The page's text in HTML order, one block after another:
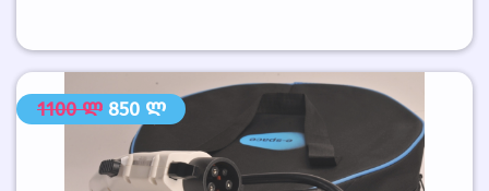
1100 ლ 850 ლ